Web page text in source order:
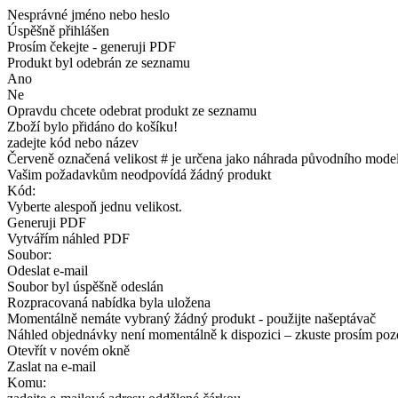
Nesprávné jméno nebo heslo
Úspěšně přihlášen
Prosím čekejte - generuji PDF
Produkt byl odebrán ze seznamu
Ano
Ne
Opravdu chcete odebrat produkt ze seznamu
Zboží bylo přidáno do košíku!
zadejte kód nebo název
Červeně označená velikost # je určena jako náhrada původního
Vašim požadavkům neodpovídá žádný produkt
Kód:
Vyberte alespoň jednu velikost.
Generuji PDF
Vytvářím náhled PDF
Soubor:
Odeslat e-mail
Soubor byl úspěšně odeslán
Rozpracovaná nabídka byla uložena
Momentálně nemáte vybraný žádný produkt - použijte našeptávač
Náhled objednávky není momentálně k dispozici – zkuste prosím
Otevřít v novém okně
Zaslat na e-mail
Komu: